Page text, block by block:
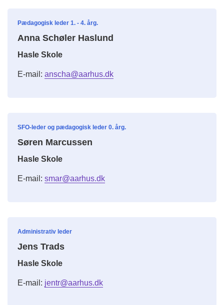
Pædagogisk leder 1. - 4. årg.
Anna Schøler Haslund
Hasle Skole
E-mail: anscha@aarhus.dk
SFO-leder og pædagogisk leder 0. årg.
Søren Marcussen
Hasle Skole
E-mail: smar@aarhus.dk
Administrativ leder
Jens Trads
Hasle Skole
E-mail: jentr@aarhus.dk